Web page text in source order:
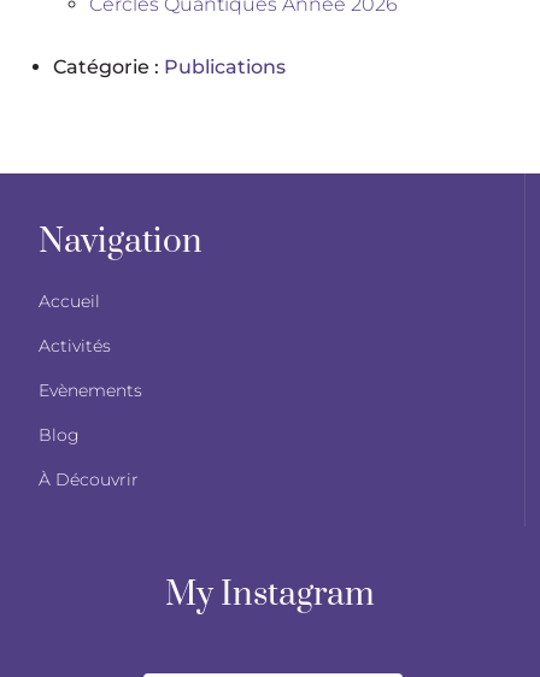
Catégorie : Publications
Navigation
Accueil
Activités
Evènements
Blog
À Découvrir
My Instagram